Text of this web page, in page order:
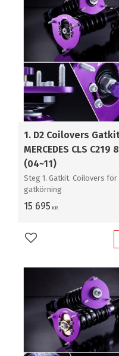
1. D2 Coilovers
MERCEDES CLS C219
(04~11)
Steg 1. Gatkit. Coilovers för
gatkörning
15 695 KR
Lägg till i favoriter